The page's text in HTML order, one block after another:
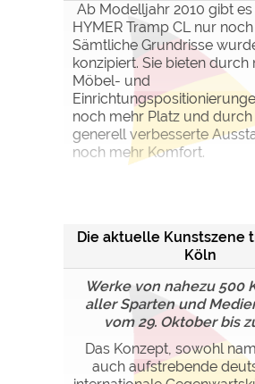
Ab Modelljahr 2010 gibt
HYMER Tramp CL nur
Sämtliche Grundrisse
konzipiert. Sie bieten durch
Möbel- und
noch mehr Platz und durch
generell verbesserte
noch mehr Komfort.
Die aktuelle Kunstszene
Köln
Werke von nahezu 500
aller Sparten und
vom 29. Oktober bis
Das Konzept, sowohl
auch aufstrebende